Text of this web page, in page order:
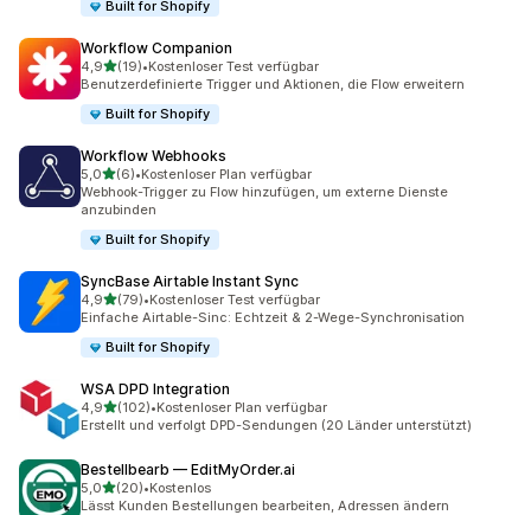
Built for Shopify
Workflow Companion
4,9von 5 Sternen
(19)
19 Rezensionen insgesamt
•Kostenloser Test verfügbar
Benutzerdefinierte Trigger und Aktionen, die Flow erweitern
Built for Shopify
Workflow Webhooks
5,0von 5 Sternen
(6)
6 Rezensionen insgesamt
•Kostenloser Plan verfügbar
Webhook-Trigger zu Flow hinzufügen, um externe Dienste
anzubinden
Built for Shopify
SyncBase Airtable Instant Sync
4,9von 5 Sternen
(79)
79 Rezensionen insgesamt
•Kostenloser Test verfügbar
Einfache Airtable-Sinc: Echtzeit & 2-Wege-Synchronisation
Built for Shopify
WSA DPD Integration
4,9von 5 Sternen
(102)
102 Rezensionen insgesamt
•Kostenloser Plan verfügbar
Erstellt und verfolgt DPD-Sendungen (20 Länder unterstützt)
Bestellbearb — EditMyOrder.ai
5,0von 5 Sternen
(20)
20 Rezensionen insgesamt
•Kostenlos
Lässt Kunden Bestellungen bearbeiten, Adressen ändern